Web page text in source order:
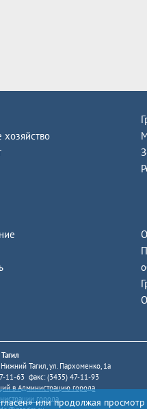
хозяйство
Нижний Тагил, ул. Пархоменко, 1а
11-63 факс: (3435) 47-11-93
в Администрацию города
города
или продолжая